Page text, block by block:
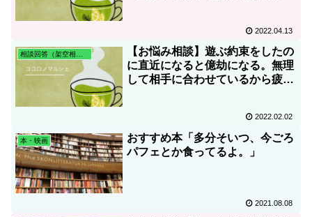
2022.04.13
相談回答（架空相談含む）
【お悩み相談】遊ぶ約束をしたの
に直近になると億劫になる。無理
して相手に合わせているから疲れ
2022.02.02
本・映画
おすすめ本「多分そいつ、今ごろ
パフェとか食ってるよ。」
2021.08.08